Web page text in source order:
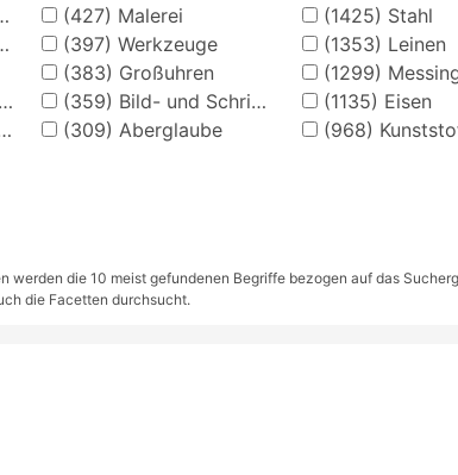
(427) Malerei
(397) Werkzeuge
(383) Großuhren
(359) Bild- und Schriftkarten
(309) Aberglaube
(1425) Stahl
(1353) Leinen
(1299)
(1135) Eisen
(968)
werden die 10 meist gefundenen Begriffe bezogen auf das
die Facetten durchsucht.